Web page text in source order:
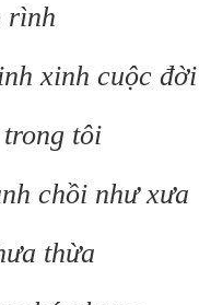
rình
xinh cuộc đời
trong tôi
chồi như xưa
thừa